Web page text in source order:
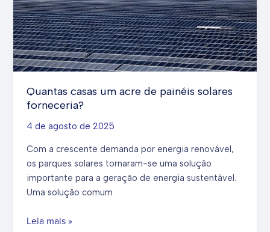
vida
útil
e
o
desempenho
bateria
Quantas casas um acre de painéis solares
forneceria?
4 de agosto de 2025
Com a crescente demanda por energia renovável,
os parques solares tornaram-se uma solução
importante para a geração de energia sustentável.
Uma solução comum
Quantas
Leia mais »